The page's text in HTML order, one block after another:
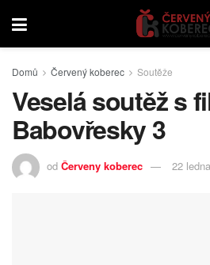
Domů Červený koberec Soutěže
Veselá soutěž s
Babovřesky 3
od Červeny koberec 22